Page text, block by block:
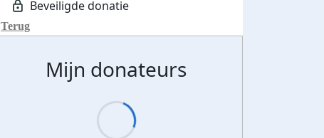
Terug
Mijn donateurs